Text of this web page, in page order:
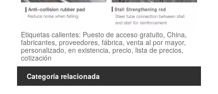
Etiquetas calientes: Puesto de acceso gratuito, China,
fabricantes, proveedores, fábrica, venta al por mayor,
personalizado, en existencia, precio, lista de precios,
cotización
Categoría relacionada